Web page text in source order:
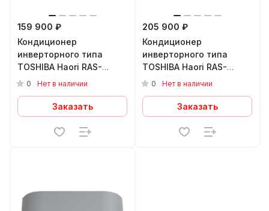
159 900 ₽
Кондиционер
инверторного типа
TOSHIBA Haori RAS-
10N4VRG-EE
0 Нет в наличии
Заказать
205 900 ₽
Кондиционер
инверторного типа
TOSHIBA Haori RAS-
16N4VRG-EE
0 Нет в наличии
Заказать